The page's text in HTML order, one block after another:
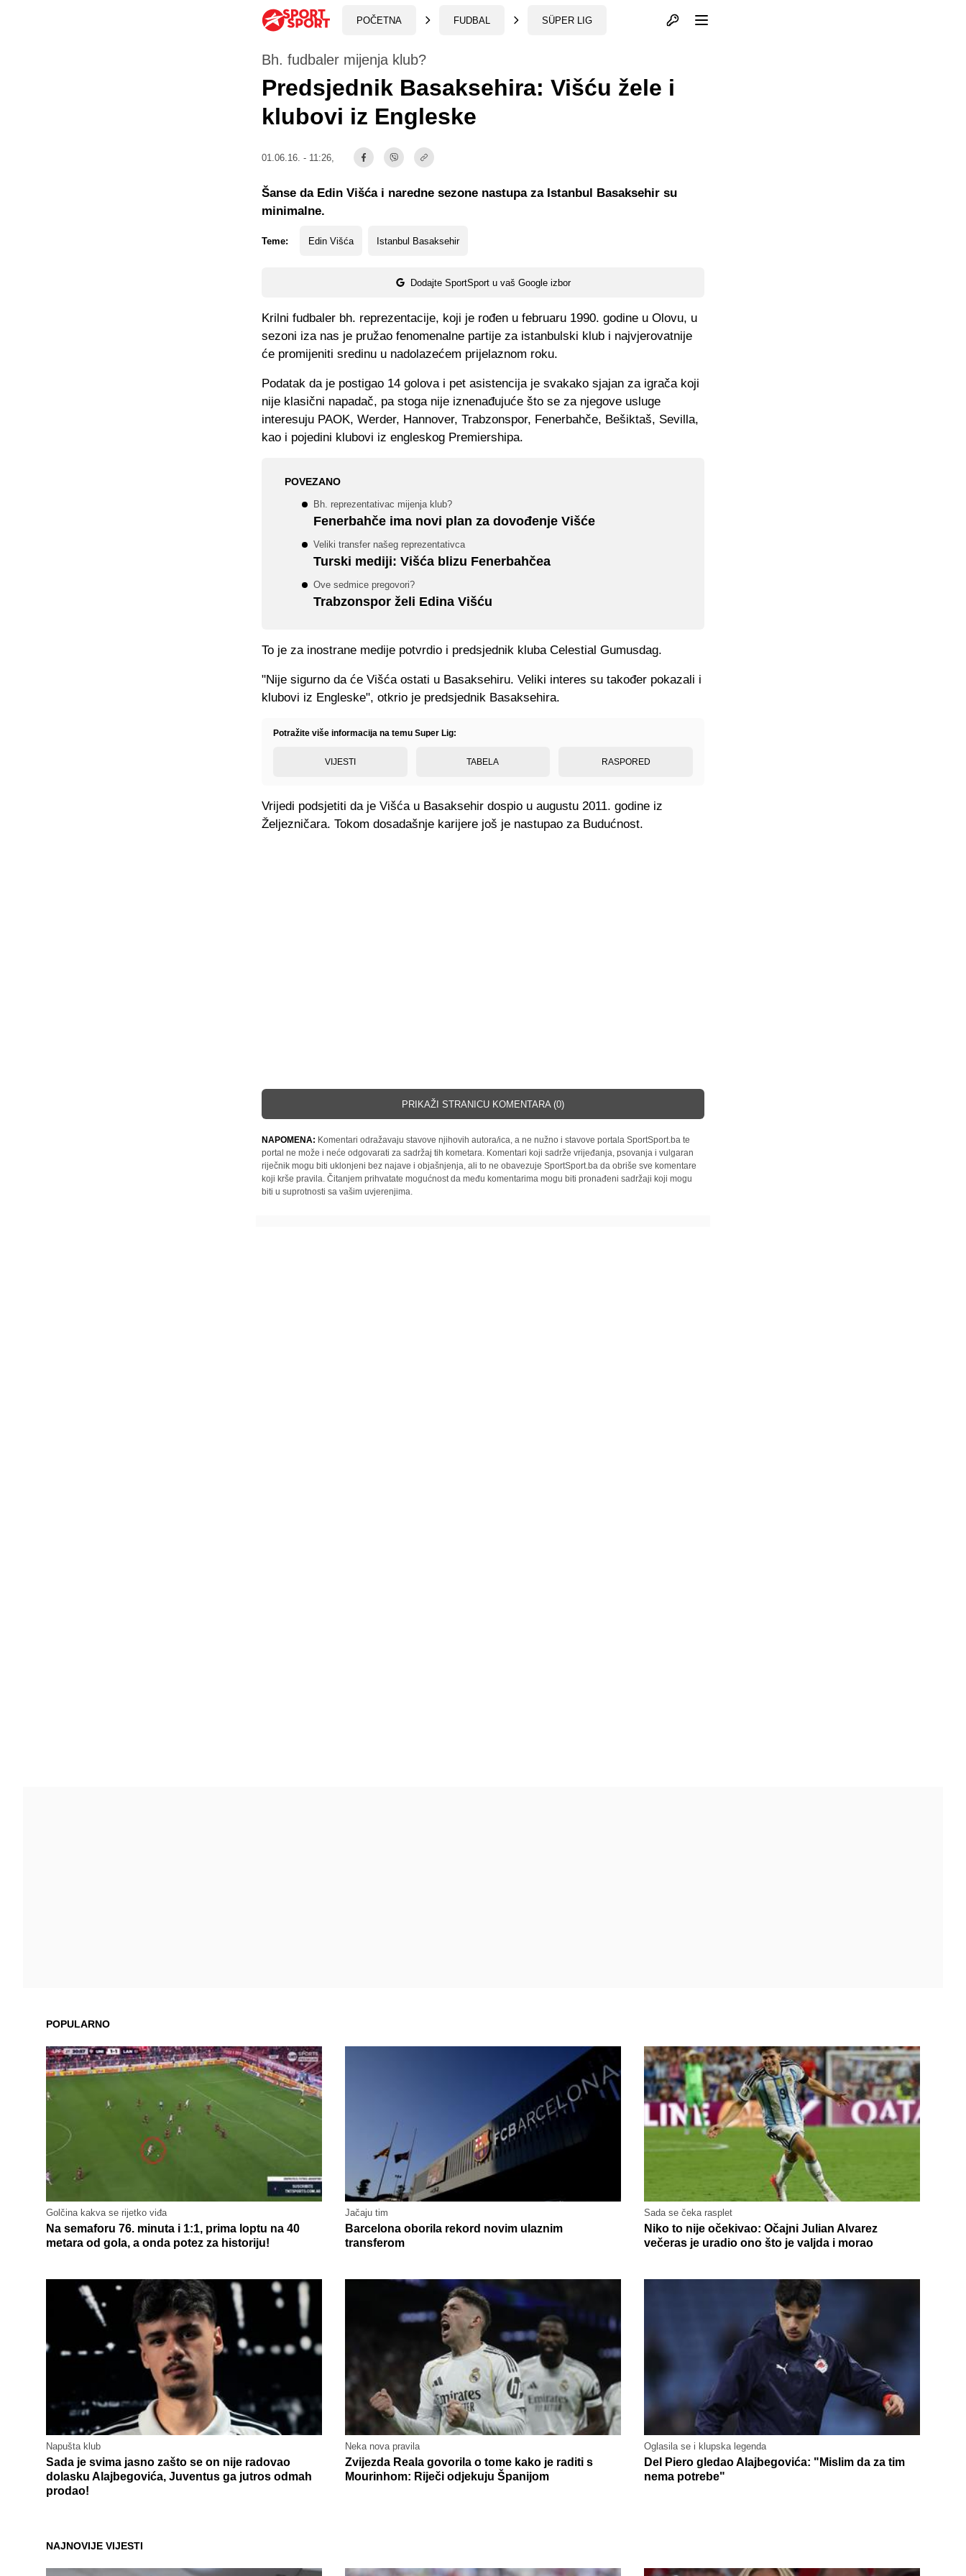
POČETNA FUDBAL SÜPER LIG Otvori profil
Bh. fudbaler mijenja klub?
Predsjednik Basaksehira: Višću žele i
klubovi iz Engleske
01.06.16. - 11:26,
Teme: Edin Višća Istanbul Basaksehir
Dodajte SportSport u vaš Google izbor
Šanse da Edin Višća i naredne sezone nastupa za Istanbul Basaksehir su
minimalne.
Krilni fudbaler bh. reprezentacije, koji je rođen u februaru 1990. godine u Olovu, u
sezoni iza nas je pružao fenomenalne partije za istanbulski klub i najvjerovatnije
će promijeniti sredinu u nadolazećem prijelaznom roku.
Podatak da je postigao 14 golova i pet asistencija je svakako sjajan za igrača koji
nije klasični napadač, pa stoga nije iznenađujuće što se za njegove usluge
interesuju PAOK, Werder, Hannover, Trabzonspor, Fenerbahče, Bešiktaš, Sevilla,
kao i pojedini klubovi iz engleskog Premiershipa.
POVEZANO
Bh. reprezentativac mijenja klub?
Fenerbahče ima novi plan za dovođenje Višće
Veliki transfer našeg reprezentativca
Turski mediji: Višća blizu Fenerbahčea
Ove sedmice pregovori?
Trabzonspor želi Edina Višću
To je za inostrane medije potvrdio i predsjednik kluba Celestial Gumusdag.
"Nije sigurno da će Višća ostati u Basaksehiru. Veliki interes su također pokazali i
klubovi iz Engleske", otkrio je predsjednik Basaksehira.
Potražite više informacija na temu Super Lig:
VIJESTI TABELA RASPORED
Vrijedi podsjetiti da je Višća u Basaksehir dospio u augustu 2011. godine iz
Željezničara. Tokom dosadašnje karijere još je nastupao za Budućnost.
PRIKAŽI STRANICU KOMENTARA (0)
NAPOMENA: Komentari odražavaju stavove njihovih autora/ica, a ne nužno i stavove portala SportSport.ba te
portal ne može i neće odgovarati za sadržaj tih kometara. Komentari koji sadrže vrijeđanja, psovanja i vulgaran
riječnik mogu biti uklonjeni bez najave i objašnjenja, ali to ne obavezuje SportSport.ba da obriše sve komentare
koji krše pravila. Čitanjem prihvatate mogućnost da među komentarima mogu biti pronađeni sadržaji koji mogu
biti u suprotnosti sa vašim uvjerenjima.
POPULARNO
Golčina kakva se rijetko viđa
Na semaforu 76. minuta i 1:1, prima loptu na 40
metara od gola, a onda potez za historiju!
Jačaju tim
Barcelona oborila rekord novim ulaznim
transferom
Sada se čeka rasplet
Niko to nije očekivao: Očajni Julian Alvarez
večeras je uradio ono što je valjda i morao
Napušta klub
Sada je svima jasno zašto se on nije radovao
dolasku Alajbegovića, Juventus ga jutros odmah
prodao!
Neka nova pravila
Zvijezda Reala govorila o tome kako je raditi s
Mourinhom: Riječi odjekuju Španijom
Oglasila se i klupska legenda
Del Piero gledao Alajbegovića: "Mislim da za tim
nema potrebe"
NAJNOVIJE VIJESTI